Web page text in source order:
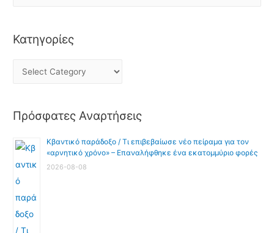
Κατηγορίες
Πρόσφατες Αναρτήσεις
Κβαντικό παράδοξο / Τι επιβεβαίωσε νέο πείραμα για τον
«αρνητικό χρόνο» – Επαναλήφθηκε ένα εκατομμύριο φορές
2026-08-08